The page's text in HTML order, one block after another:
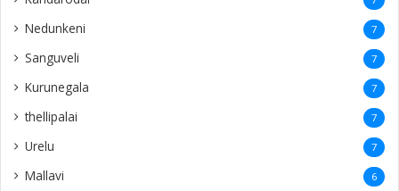
Nedunkeni 7
Sanguveli 7
Kurunegala 7
thellipalai 7
Urelu 7
Mallavi 6